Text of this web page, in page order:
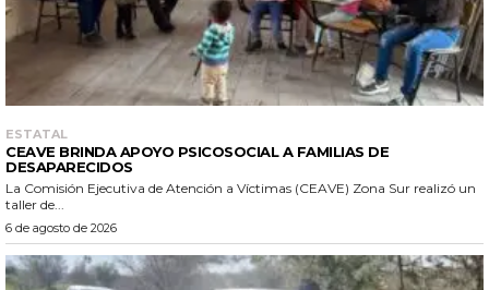
ESTATAL
CEAVE BRINDA APOYO PSICOSOCIAL A FAMILIAS DE
DESAPARECIDOS
La Comisión Ejecutiva de Atención a Víctimas (CEAVE) Zona Sur realizó un
taller de...
6 de agosto de 2026